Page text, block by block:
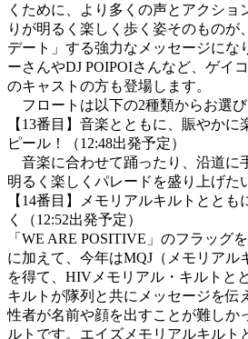
くために、より多くの声とアクショ
りが明るく楽しく歩く姿そのものが
デート」する強力なメッセージにな
ーさんやDJ POIPOIさんなど、ゲイ
のキャストの方も登場します。
フロートは以下の2種類からお選び
【13番目】音楽とともに、賑やか
ピール！（12:48出発予定）
音楽に合わせて踊ったり、沿道に
明るく楽しくパレードを盛り上げた
【14番目】メモリアルキルトとと
く（12:52出発予定）
「WE ARE POSITIVE」のフラッグ
に加えて、今年はMQJ（メモリアル
を得て、HIVメモリアル・キルトと
キルトが隊列と共にメッセージを伝
性者が名前や顔を出すことが難しか
ルトです。エイズメモリアルキルト